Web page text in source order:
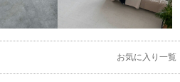
お気に入り一覧
在庫な
在